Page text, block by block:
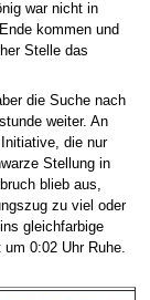
war nicht in
kommen und
Stelle das
die Suche nach
weiter. An
die nur
Stellung in
blieb aus,
zu viel oder
gleichfarbige
0:02 Uhr Ruhe.